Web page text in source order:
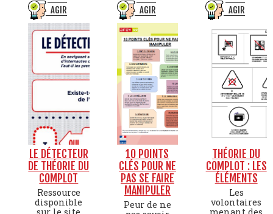
AGIR
LE DÉTECTEUR
DE THÉORIE DU
COMPLOT
Ressource
disponible
AGIR
10 POINTS
CLÉS POUR NE
PAS SE FAIRE
MANIPULER
Peur de ne
AGIR
THÉORIE DU
COMPLOT : LES
ÉLÉMENTS
Les
volontaires